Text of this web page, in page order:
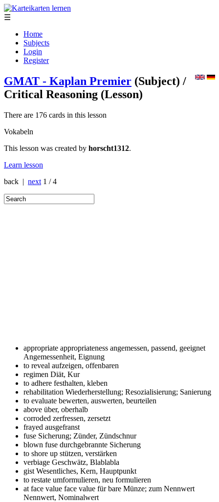
☰
Home
Subjects
Login
Register
GMAT - Kaplan Premier (Subject) /
Critical Reasoning (Lesson)
There are 176 cards in this lesson
Vokabeln
This lesson was created by horscht1312.
Learn lesson
back | next 1 / 4
appropriate appropriateness angemessen, passend, geeignet
Angemessenheit, Eignung
to reveal aufzeigen, offenbaren
regimen Diät, Kur
to adhere festhalten, kleben
rehabilitation Wiederherstellung; Resozialisierung; Sanierung
to evaluate bewerten, auswerten, beurteilen
above über, oberhalb
corroded zerfressen, zersetzt
frayed ausgefranst
fuse Sicherung; Zünder, Zündschnur
blown fuse durchgebrannte Sicherung
to shore up stützen, verstärken
verbiage Geschwätz, Blablabla
gist Wesentliches, Kern, Hauptpunkt
to restate umformulieren, neu formulieren
at face value face value für bare Münze; zum Nennwert
Nennwert, Nominalwert